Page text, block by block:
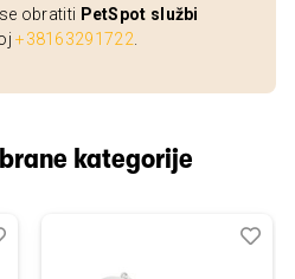
obratiti PetSpot službi
+38163291722
kategorije
Dodaj
Uporedi